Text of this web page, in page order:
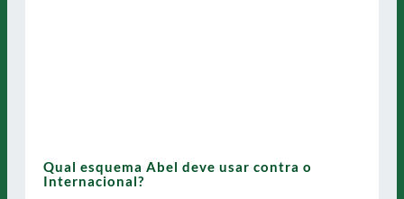
Qual esquema Abel deve usar contra o
Internacional?